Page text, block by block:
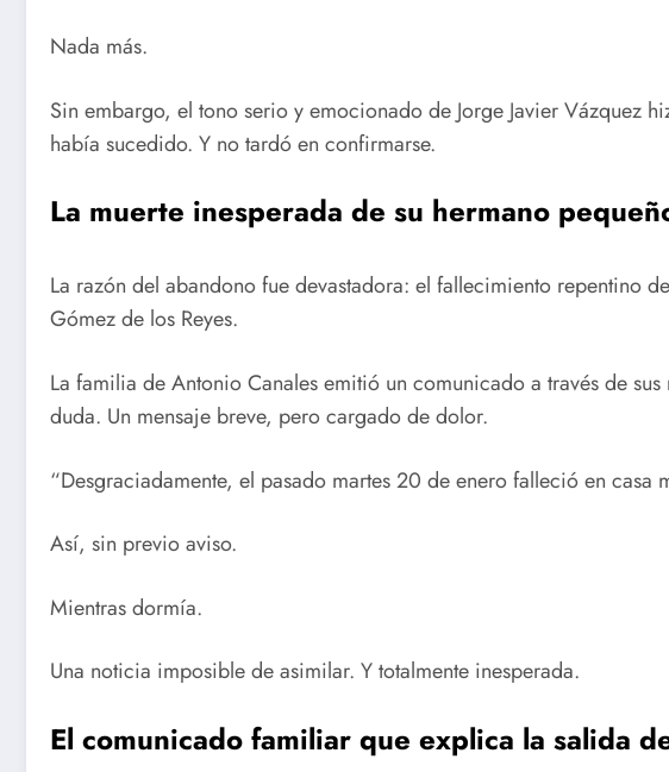
Nada más.
Sin embargo, el tono serio y emocionado de Jorge Javier Vázquez
había sucedido. Y no tardó en confirmarse.
La muerte inesperada de su hermano
La razón del abandono fue devastadora: el fallecimiento repentino
Gómez de los Reyes.
La familia de Antonio Canales emitió un comunicado a través de
duda. Un mensaje breve, pero cargado de dolor.
“Desgraciadamente, el pasado martes 20 de enero falleció en casa
Así, sin previo aviso.
Mientras dormía.
Una noticia imposible de asimilar. Y totalmente inesperada.
El comunicado familiar que explica la salida